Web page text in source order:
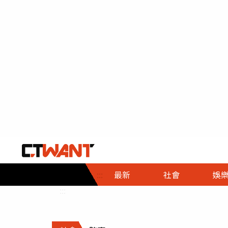
::: 最新 社會
社會首頁
時事
調查
娛樂
娛樂首頁
即時
財經首頁
熱線
政